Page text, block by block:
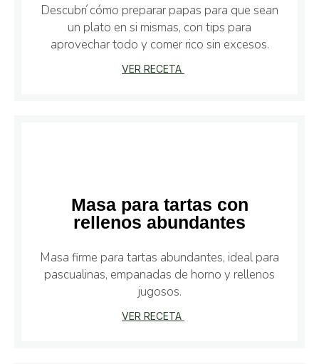
Descubrí cómo preparar papas para que sean
un plato en si mismas, con tips para
aprovechar todo y comer rico sin excesos.
VER RECETA
Masa para tartas con
rellenos abundantes
Masa firme para tartas abundantes, ideal para
pascualinas, empanadas de horno y rellenos
jugosos.
VER RECETA